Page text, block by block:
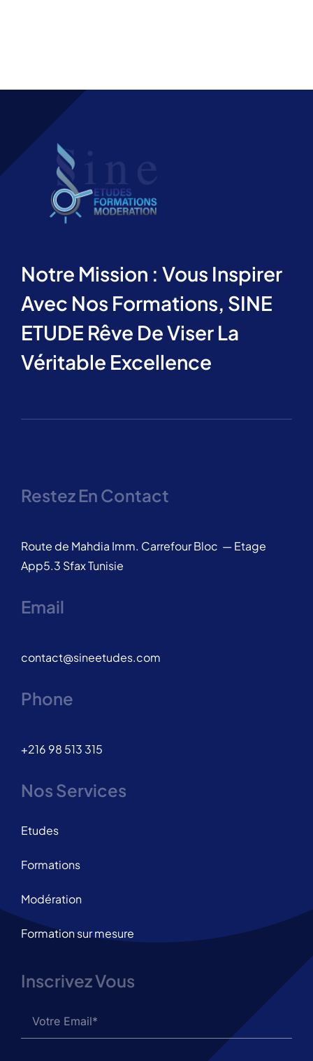
Notre Mission : Vous Inspirer
Avec Nos Formations, SINE
ETUDE Rêve De Viser La
Véritable Excellence
Restez En Contact
Route de Mahdia Imm. Carrefour Bloc — Etage
App5.3 Sfax Tunisie
Email
contact@sineetudes.com
Phone
+216 98 513 315
Nos Services
Etudes
Formations
Modération
Formation sur mesure
Inscrivez Vous